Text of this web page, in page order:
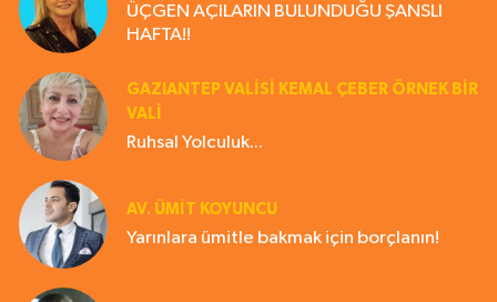
ÜÇGEN AÇILARIN BULUNDUĞU ŞANSLI
HAFTA!!
GAZIANTEP VALISI KEMAL ÇEBER ÖRNEK BİR
VALİ
Ruhsal Yolculuk...
AV. ÜMIT KOYUNCU
Yarınlara ümitle bakmak için borçlanın!